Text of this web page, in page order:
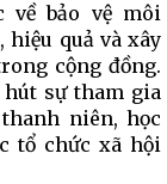
về bảo vệ môi
quả và xây
cộng đồng.
sự tham gia
niên, học
tổ chức xã hội